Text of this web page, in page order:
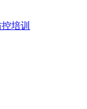
培训